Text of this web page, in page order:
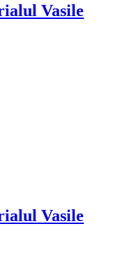
Vasile
Vasile Balmuș,
Vasile